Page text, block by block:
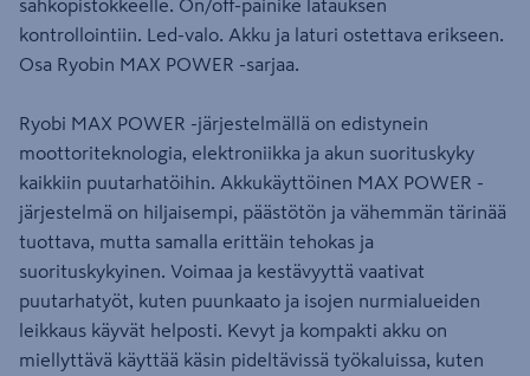
sähköpistokkeelle. On/off-painike latauksen
kontrollointiin. Led-valo. Akku ja laturi ostettava erikseen.
Osa Ryobin MAX POWER -sarjaa.
Ryobi MAX POWER -järjestelmällä on edistynein
moottoriteknologia, elektroniikka ja akun suorituskyky
kaikkiin puutarhatöihin. Akkukäyttöinen MAX POWER -
järjestelmä on hiljaisempi, päästötön ja vähemmän tärinää
tuottava, mutta samalla erittäin tehokas ja
suorituskykyinen. Voimaa ja kestävyyttä vaativat
puutarhatyöt, kuten puunkaato ja isojen nurmialueiden
leikkaus käyvät helposti. Kevyt ja kompakti akku on
miellyttävä käyttää käsin pideltävissä työkaluissa, kuten